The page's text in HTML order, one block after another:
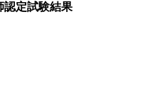
認定試験結果